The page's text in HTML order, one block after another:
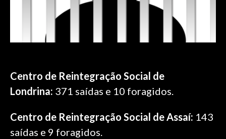
Centro de Reintegração Social de
Londrina: 371 saídas e 10 foragidos.
Centro de Reintegração Social de Assaí: 143
saídas e 9 foragidos.